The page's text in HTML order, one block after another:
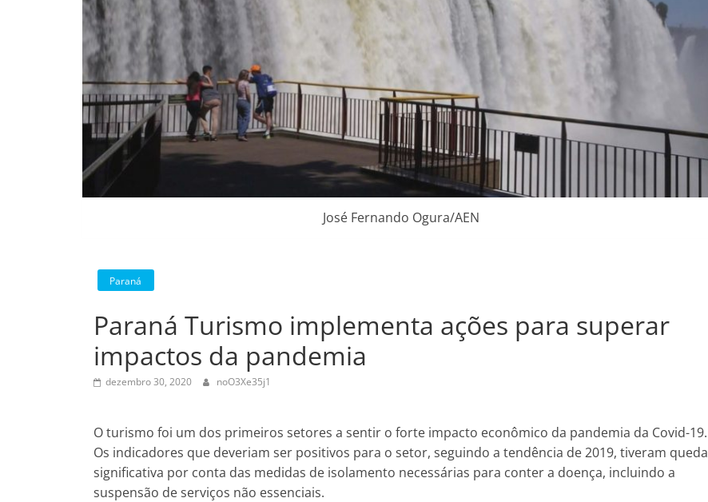
José Fernando Ogura/AEN
Paraná
Paraná Turismo implementa ações para superar
impactos da pandemia
dezembro 30, 2020 noO3Xe35j1
O turismo foi um dos primeiros setores a sentir o forte impacto econômico da pandemia da Covid-19.
Os indicadores que deveriam ser positivos para o setor, seguindo a tendência de 2019, tiveram queda
significativa por conta das medidas de isolamento necessárias para conter a doença, incluindo a
suspensão de serviços não essenciais.